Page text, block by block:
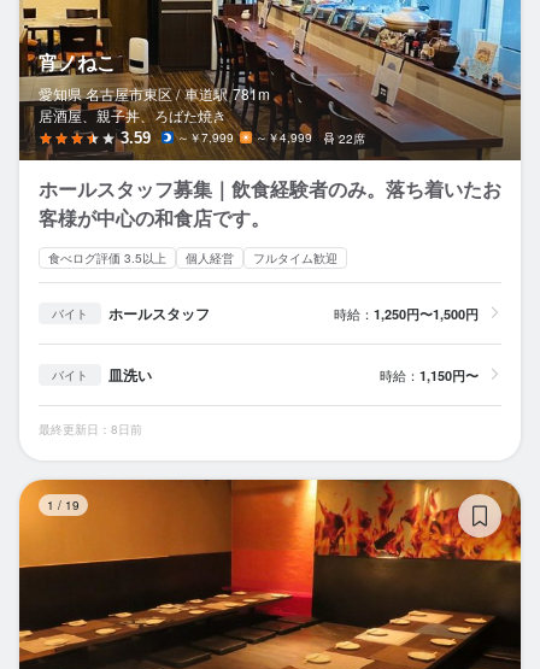
宵ノねこ
愛知県 名古屋市東区 / 車道駅 781m
居酒屋、親子丼、ろばた焼き
3.59 ～￥7,999 ～￥4,999 22席
ホールスタッフ募集｜飲食経験者のみ。落ち着いたお
客様が中心の和食店です。
食べログ評価 3.5以上 個人経営 フルタイム歓迎
バイト ホールスタッフ 時給： 1,250円〜1,500円
バイト 皿洗い 時給： 1,150円〜
最終更新日：8日前
1 / 19